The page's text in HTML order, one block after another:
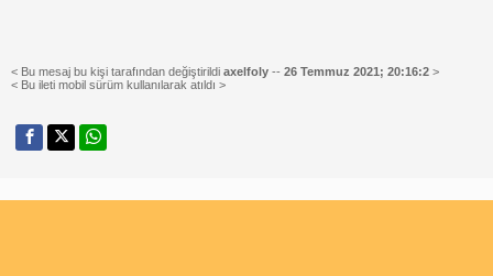
< Bu mesaj bu kişi tarafından değiştirildi axelfoly -- 26 Temmuz 2021; 20:16:2 >
< Bu ileti mobil sürüm kullanılarak atıldı >